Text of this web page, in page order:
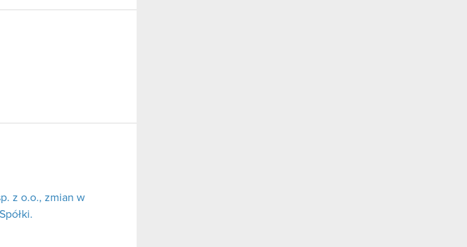
z o.o., zmian w